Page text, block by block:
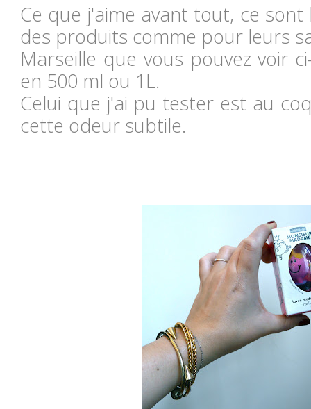
Ce que j'aime avant tout, ce
des produits comme pour leurs
Marseille que vous pouvez voir
en 500 ml ou 1L.
Celui que j'ai pu tester est au
cette odeur subtile.